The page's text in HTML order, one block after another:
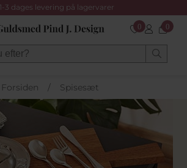
1-3 dages levering på lagervarer
0 0
Forsiden / Spisesæt